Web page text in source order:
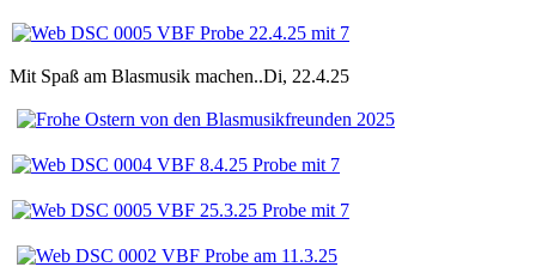
Mit Spaß am Blasmusik machen..Di, 22.4.25